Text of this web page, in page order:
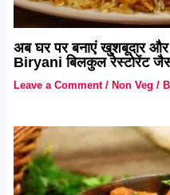
अब घर पर बनाएं खुशबूदार
Biryani बिलकुल रेस्टोरेंट
Leave a Comment / Non Veg /